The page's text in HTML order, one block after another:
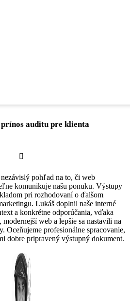
auditu pre klienta
pohľad na to, či web
komunikuje našu ponuku. Výstupy
pri rozhodovaní o ďalšom
Lukáš doplnil naše interné
a konkrétne odporúčania, vďaka
web a lepšie sa nastavili na
Oceňujeme profesionálne spracovanie,
dobre pripravený výstupný dokument.